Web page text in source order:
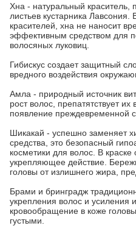
Хна - натуральный краситель,
листьев кустарника Лавсония.
красителей, хна не наносит
эффективным средством для
волосяных луковиц.
Гибискус создает защитный
вредного воздействия
Амла - природный источник
рост волос, препатятствует
появление преждевременной
Шикакай - успешно заменяет
средства, это безопасный
косметики для волос. В
укрепляющее действие.
головы от излишнего жира,
Брами и бринградж
укрепления волос и усиления
кровообращение в коже
густыми.